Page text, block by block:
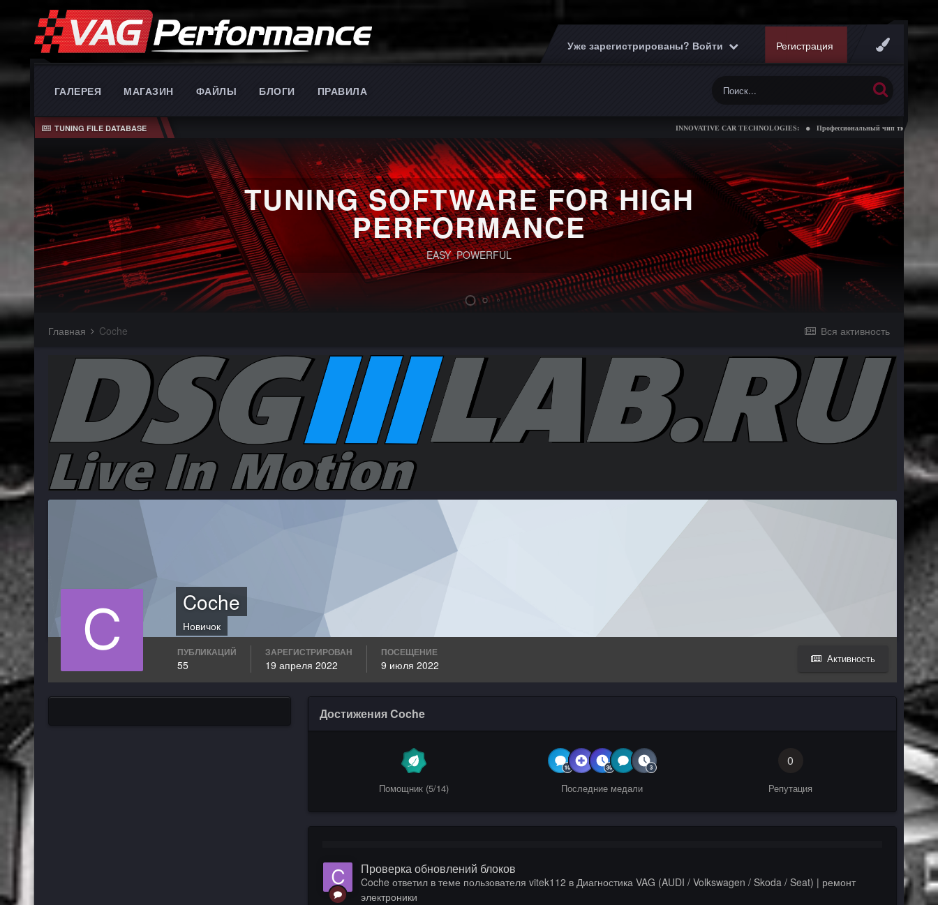
Уже зарегистрированы? Войти Регистрация
ГАЛЕРЕЯ МАГАЗИН ФАЙЛЫ БЛОГИ ПРАВИЛА
TUNING FILE DATABASE INNOVATIVE CAR TECHNOLOGIES: Профессиональный чип тюнинг коробок передач
TUNING SOFTWARE FOR HIGH
PERFORMANCE
EASY POWERFUL
Вся активность
Главная Coche
Coche
Новичок
Активность
ПУБЛИКАЦИЙ
55
ЗАРЕГИСТРИРОВАН
19 апреля 2022
ПОСЕЩЕНИЕ
9 июля 2022
Достижения Coche
Помощник (5/14) Последние медали
0
Репутация
Проверка обновлений блоков
Coche ответил в теме пользователя vitek112 в Диагностика VAG (AUDI / Volkswagen / Skoda / Seat) | ремонт
электроники